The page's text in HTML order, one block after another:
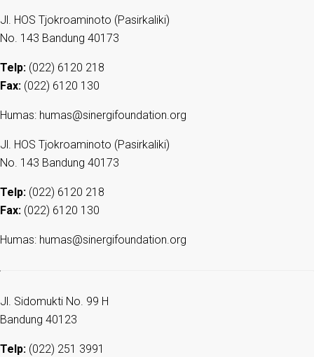
Jl. HOS Tjokroaminoto (Pasirkaliki)
No. 143 Bandung 40173
Telp: (022) 6120 218
Fax: (022) 6120 130
Humas: humas@sinergifoundation.org
Jl. HOS Tjokroaminoto (Pasirkaliki)
No. 143 Bandung 40173
Telp: (022) 6120 218
Fax: (022) 6120 130
Humas: humas@sinergifoundation.org
Jl. Sidomukti No. 99 H
Bandung 40123
Telp: (022) 251 3991